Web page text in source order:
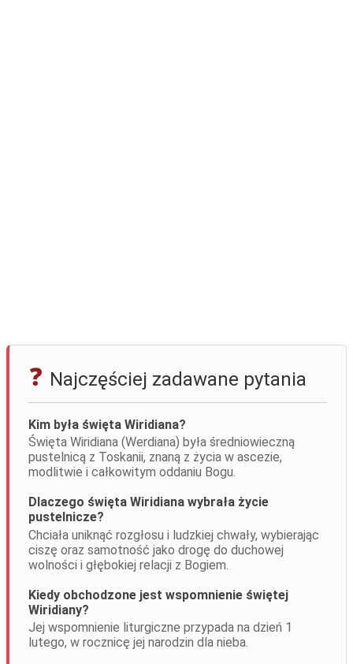
Najczęściej zadawane pytania
Kim była święta Wiridiana?
Święta Wiridiana (Werdiana) była średniowieczną
pustelnicą z Toskanii, znaną z życia w ascezie,
modlitwie i całkowitym oddaniu Bogu.
Dlaczego święta Wiridiana wybrała życie
pustelnicze?
Chciała uniknąć rozgłosu i ludzkiej chwały, wybierając
ciszę oraz samotność jako drogę do duchowej
wolności i głębokiej relacji z Bogiem.
Kiedy obchodzone jest wspomnienie świętej
Wiridiany?
Jej wspomnienie liturgiczne przypada na dzień 1
lutego, w rocznicę jej narodzin dla nieba.